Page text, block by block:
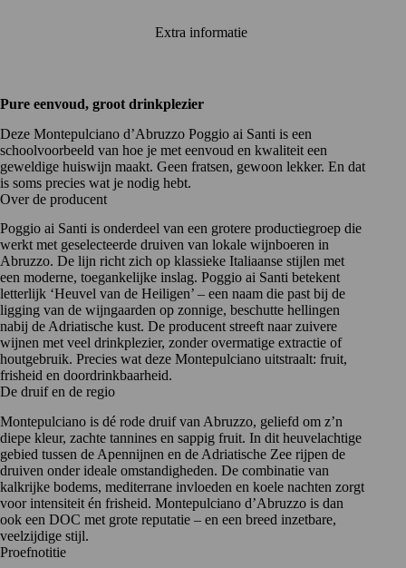
Extra informatie
Pure eenvoud, groot drinkplezier
Deze Montepulciano d’Abruzzo Poggio ai Santi is een
schoolvoorbeeld van hoe je met eenvoud en kwaliteit een
geweldige huiswijn maakt. Geen fratsen, gewoon lekker. En dat
is soms precies wat je nodig hebt.
Over de producent
Poggio ai Santi is onderdeel van een grotere productiegroep die
werkt met geselecteerde druiven van lokale wijnboeren in
Abruzzo. De lijn richt zich op klassieke Italiaanse stijlen met
een moderne, toegankelijke inslag. Poggio ai Santi betekent
letterlijk ‘Heuvel van de Heiligen’ – een naam die past bij de
ligging van de wijngaarden op zonnige, beschutte hellingen
nabij de Adriatische kust. De producent streeft naar zuivere
wijnen met veel drinkplezier, zonder overmatige extractie of
houtgebruik. Precies wat deze Montepulciano uitstraalt: fruit,
frisheid en doordrinkbaarheid.
De druif en de regio
Montepulciano is dé rode druif van Abruzzo, geliefd om z’n
diepe kleur, zachte tannines en sappig fruit. In dit heuvelachtige
gebied tussen de Apennijnen en de Adriatische Zee rijpen de
druiven onder ideale omstandigheden. De combinatie van
kalkrijke bodems, mediterrane invloeden en koele nachten zorgt
voor intensiteit én frisheid. Montepulciano d’Abruzzo is dan
ook een DOC met grote reputatie – en een breed inzetbare,
veelzijdige stijl.
Proefnotitie